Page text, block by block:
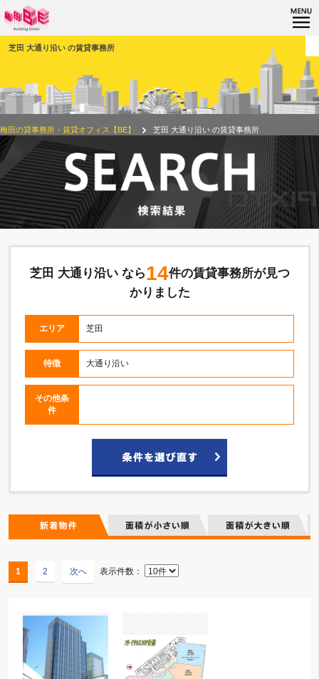
芝田 大通り沿い の賃貸事務所
梅田の貸事務所・賃貸オフィス【BE】 芝田 大通り沿い の賃貸事務所
芝田 大通り沿い なら14件の賃貸事務所が見つ
かりました
エリア 芝田
特徴 大通り沿い
その他条
件
1 2 次へ 表示件数：